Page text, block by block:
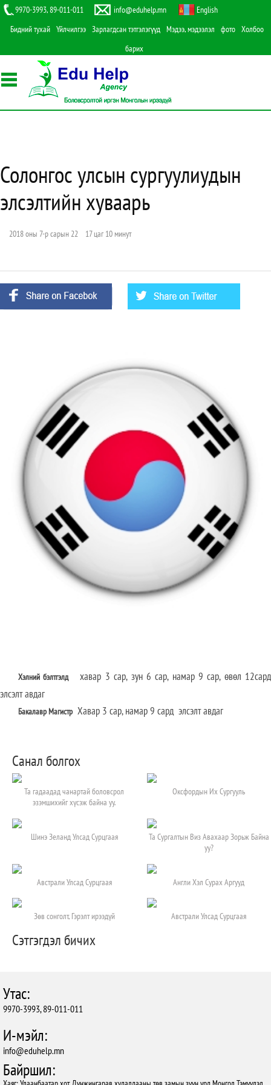
9970-3993, 89-011-011 info@eduhelp.mn
English
Бидний тухай Үйлчилгээ Зарлагдсан тэтгэлэгүүд Мэдээ, мэдээлэл фото Холбоо
барих
Солонгос улсын сургуулиудын
элсэлтийн хуваарь
2018 оны 7-р сарын 22 17 цаг 10 минут
Хэлний бэлтгэлдхавар 3 сар, зун 6 сар, намар 9 сар, өвөл 12сард
элсэлт авдаг
Бакалавр Магистр Хавар 3 сар, намар 9 сард элсэлт авдаг
Санал болгох
Та гадаадад чанартай боловсрол
эзэмшихийг хүсэж байна уу.
Оксфордын Их Сургууль
Шинэ Зеланд Улсад Сурцгаая
Та Сургалтын Виз Авахаар Зорьж Байна
уу?
Австрали Улсад Сурцгаая Англи Хэл Сурах Аргууд
Зөв сонголт, Гэрэлт ирээдүй Австрали Улсад Сурцгаая
Сэтгэгдэл бичих
Утас:
9970-3993, 89-011-011
И-мэйл:
info@eduhelp.mn
Байршил: